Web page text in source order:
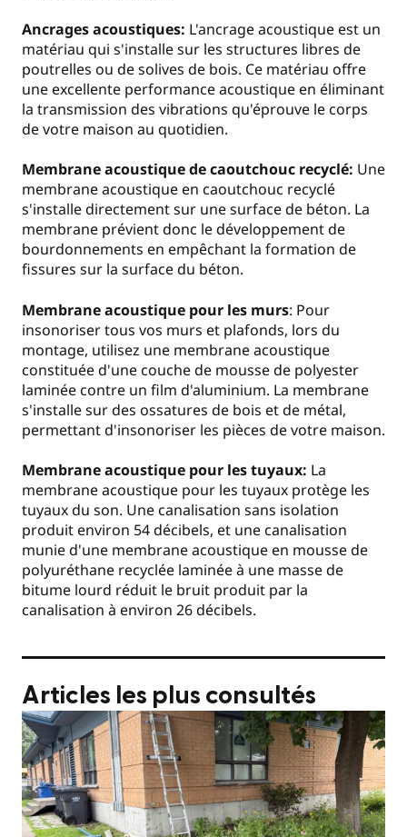
Ancrages acoustiques: L'ancrage acoustique est un
matériau qui s'installe sur les structures libres de
poutrelles ou de solives de bois. Ce matériau offre
une excellente performance acoustique en éliminant
la transmission des vibrations qu'éprouve le corps
de votre maison au quotidien.
Membrane acoustique de caoutchouc recyclé: Une
membrane acoustique en caoutchouc recyclé
s'installe directement sur une surface de béton. La
membrane prévient donc le développement de
bourdonnements en empêchant la formation de
fissures sur la surface du béton.
Membrane acoustique pour les murs: Pour
insonoriser tous vos murs et plafonds, lors du
montage, utilisez une membrane acoustique
constituée d'une couche de mousse de polyester
laminée contre un film d'aluminium. La membrane
s'installe sur des ossatures de bois et de métal,
permettant d'insonoriser les pièces de votre maison.
Membrane acoustique pour les tuyaux: La
membrane acoustique pour les tuyaux protège les
tuyaux du son. Une canalisation sans isolation
produit environ 54 décibels, et une canalisation
munie d'une membrane acoustique en mousse de
polyuréthane recyclée laminée à une masse de
bitume lourd réduit le bruit produit par la
canalisation à environ 26 décibels.
Articles les plus consultés